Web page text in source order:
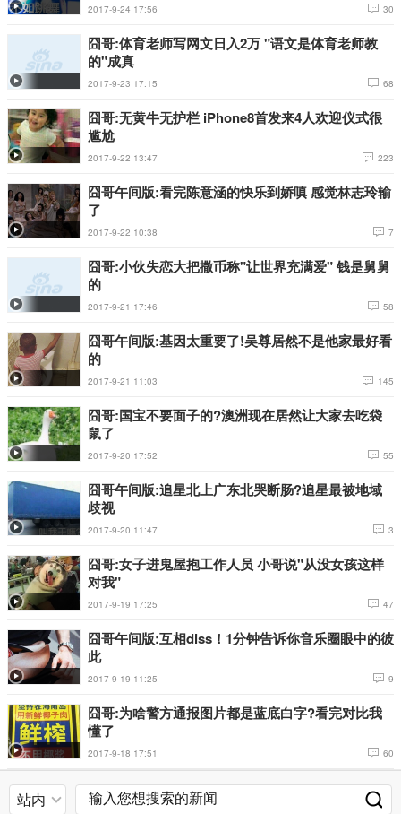
2017-9-24 17:56 30
囧哥:体育老师写网文日入2万 "语文是体育老师教
的"成真
2017-9-23 17:15 68
囧哥:无黄牛无护栏 iPhone8首发来4人欢迎仪式很
尴尬
2017-9-22 13:47 223
囧哥午间版:看完陈意涵的快乐到娇嗔 感觉林志玲输
了
2017-9-22 10:38 7
囧哥:小伙失恋大把撒币称"让世界充满爱" 钱是舅舅
的
2017-9-21 17:46 58
囧哥午间版:基因太重要了!吴尊居然不是他家最好看
的
2017-9-21 11:03 145
囧哥:国宝不要面子的?澳洲现在居然让大家去吃袋
鼠了
2017-9-20 17:52 55
囧哥午间版:追星北上广东北哭断肠?追星最被地域
歧视
2017-9-20 11:47 3
囧哥:女子进鬼屋抱工作人员 小哥说"从没女孩这样
对我"
2017-9-19 17:25 47
囧哥午间版:互相diss！1分钟告诉你音乐圈眼中的彼
此
2017-9-19 11:25 9
囧哥:为啥警方通报图片都是蓝底白字?看完对比我
懂了
2017-9-18 17:51 60
站内